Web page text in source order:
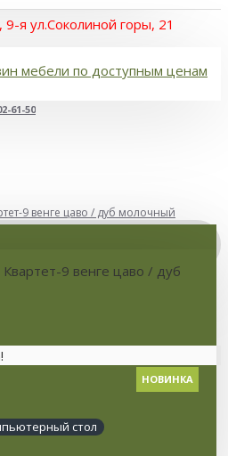
61-50
я ул.Соколиной горы, 21
9 венге цаво / дуб молочный
НОВИНКА
стол